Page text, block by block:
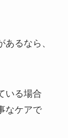
るなら、
いる場合
なケアで